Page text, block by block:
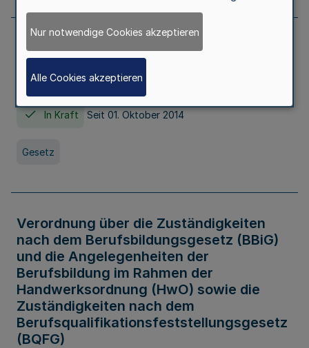
Gesetz über die Hochschulen des Landes
Nordrhein-Westfalen (Hochschulgesetz -
HG)
In Kraft Seit 01. Oktober 2014
Gesetz
Verordnung über die Zuständigkeiten
nach dem Berufsbildungsgesetz (BBiG)
und die Angelegenheiten der
Berufsbildung im Rahmen der
Handwerksordnung (HwO) sowie die
Zuständigkeiten nach dem
Berufsqualifikationsfeststellungsgesetz
(BQFG)
Nur notwendige Cookies akzeptieren
Alle Cookies akzeptieren